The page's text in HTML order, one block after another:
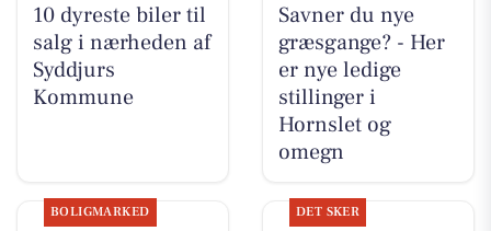
10 dyreste biler til
salg i nærheden af
Syddjurs
Kommune
Savner du nye
græsgange? - Her
er nye ledige
stillinger i
Hornslet og
omegn
BOLIGMARKED DET SKER